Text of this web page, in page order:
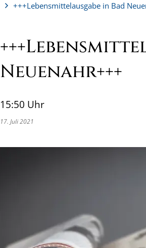
+++Lebensmittelausgabe in Bad
Neuenahr+++
15:50 Uhr
17. Juli 2021